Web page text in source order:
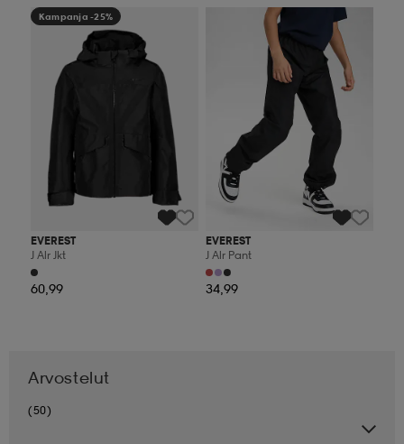
Kampanja -25%
EVEREST
J Alr Jkt
60,99
Kampanja -25%
EVEREST
J Alr Pant
34,99
Arvostelut
(50)